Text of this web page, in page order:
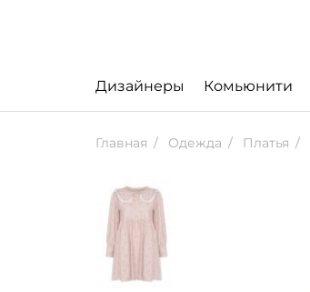
Дизайнеры Комьюнити
Главная Одежда Платья